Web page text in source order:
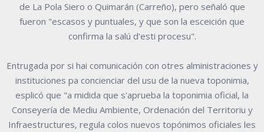
de La Pola Siero o Quimarán (Carreño), pero señaló que
fueron "escasos y puntuales, y que son la esceición que
confirma la salú d'esti procesu".
Entrugada por si hai comunicación con otres alministraciones y
instituciones pa concienciar del usu de la nueva toponimia,
esplicó que "a midida que s'aprueba la toponimia oficial, la
Conseyería de Mediu Ambiente, Ordenación del Territoriu y
Infraestructures, regula colos nuevos topónimos oficiales les